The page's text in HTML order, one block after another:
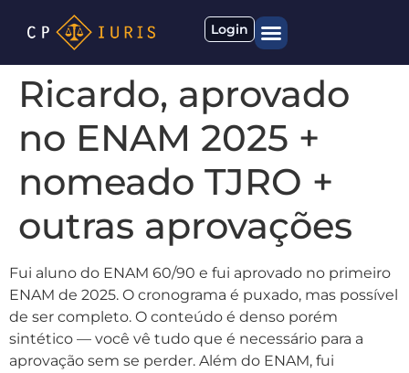
Login
Ricardo, aprovado
no ENAM 2025 +
nomeado TJRO +
outras aprovações
Fui aluno do ENAM 60/90 e fui aprovado no primeiro
ENAM de 2025. O cronograma é puxado, mas possível
de ser completo. O conteúdo é denso porém
sintético — você vê tudo que é necessário para a
aprovação sem se perder. Além do ENAM, fui